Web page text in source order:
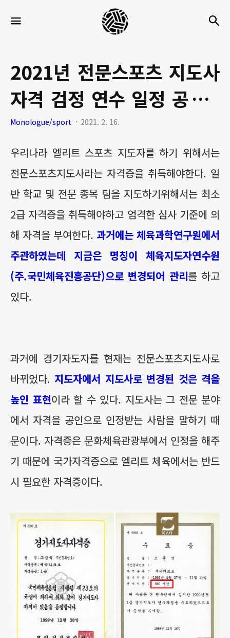
세
팍
크
로
라
이
2021년 전문스포츠 지도사
자격 검정 연수 일정 공고 /
22년전 경기지도자1급 합
격 후기
Monologue/sport 2021. 2. 16.
우리나라 엘리트 스포츠 지도자를 하기 위해서는
전문스포츠지도사라는 자격증을 취득해야한다. 일
반 학교 및 전문 종목 팀을 지도하기위해서는 최소
2급 자격증을 취득해야하고 엄격한 심사 기준에 의
해 자격을 부여한다. 과거에는 체육과학연구원에서
주관하였는데 지금은 명칭이 체육지도자연수원
(주.국민체육진흥공단)으로 변경되어 관리를 하고
있다.
과거에 경기자도자를 현재는 전문스포츠지도사로
바뀌었다. 지도자에서 지도사로 변경된 것은 격을
높인 표현이라 할 수 있다. 지도사는 그 전문 분야
에서 자격을 공인으로 인정받는 사람을 말하기 때
문이다. 자격증은 문화체육관광부에서 인정을 해주
기 때문에 국가자격증으로 엘리트 체육에서는 반드
시 필요한 자격증이다.